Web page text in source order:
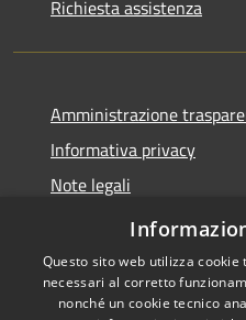
Richiesta assistenza
Amministrazione
Informativa privacy
Note legali
Dichiarazione di
Questo sito web utilizza
necessari al corretto
nonché un cookie tecnico